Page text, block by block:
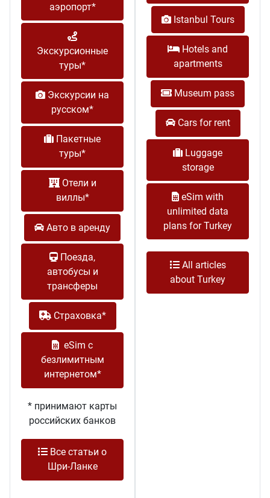
аэропорт*
Экскурсионные
туры*
Экскурсии на
русском*
Пакетные
туры*
Отели и
виллы*
Авто в аренду
Поезда,
автобусы и
трансферы
Cтраховка*
eSim с
безлимитным
интернетом*
* принимают карты
российских банков
Все статьи о
Шри-Ланке
Istanbul Tours
Hotels and
apartments
Museum pass
Cars for rent
Luggage
storage
eSim with
unlimited data
plans for Turkey
All articles
about Turkey